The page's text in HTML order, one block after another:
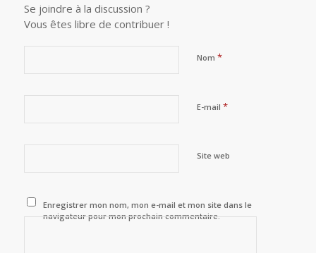
Se joindre à la discussion ?
Vous êtes libre de contribuer !
Nom *
E-mail *
Site web
Enregistrer mon nom, mon e-mail et mon site dans le
navigateur pour mon prochain commentaire.